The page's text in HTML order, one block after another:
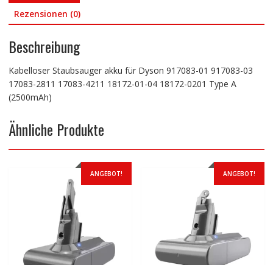
01-
04
0201
A
(2500mAh)
Menge
Rezensionen (0)
Beschreibung
Kabelloser Staubsauger akku für Dyson 917083-01 917083-03
17083-2811 17083-4211 18172-01-04 18172-0201 Type A
(2500mAh)
Ähnliche Produkte
ANGEBOT! ANGEBOT!